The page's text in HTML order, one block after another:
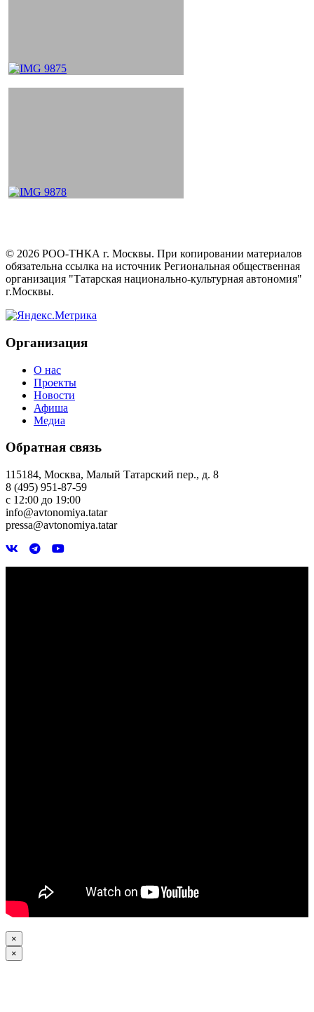
© 2026 РОО-ТНКА г. Москвы. При копировании материалов
обязательна ссылка на источник Региональная общественная
организация "Татарская национально-культурная автономия"
г.Москвы.
Организация
О нас
Проекты
Новости
Афиша
Медиа
Обратная связь
115184, Москва, Малый Татарский пер., д. 8
8 (495) 951-87-59
с 12:00 до 19:00
info@avtonomiya.tatar
pressa@avtonomiya.tatar
×
×